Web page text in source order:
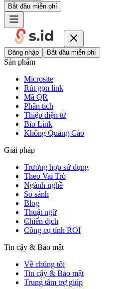
Bắt đầu miễn phí
Đăng nhập Bắt đầu miễn phí
Sản phẩm
Microsite
Rút gọn link
Mã QR
Phân tích
Thiệp điện tử
Bio Link
Không Quảng Cáo
Giải pháp
Trường hợp sử dụng
Theo Vai Trò
Ngành nghề
So sánh
Blog
Thuật ngữ
Chiến dịch
Công cụ tính ROI
Tin cậy & Bảo mật
Về chúng tôi
Tin cậy & Bảo mật
Trung tâm trợ giúp